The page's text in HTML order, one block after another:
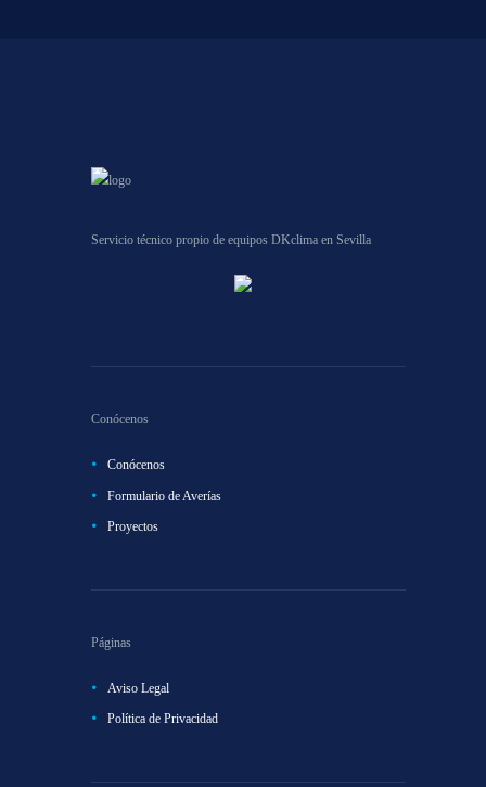
Servicio técnico propio de equipos DKclima en Sevilla
Conócenos
Conócenos
Formulario de Averías
Proyectos
Páginas
Aviso Legal
Política de Privacidad